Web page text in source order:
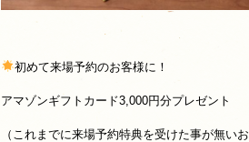
初めて来場予約のお客様に！
アマゾンギフトカード3,000円分プレゼント
（これまでに来場予約特典を受けた事が無い